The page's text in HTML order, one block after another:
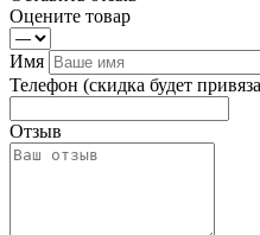
Оцените товар
Имя
Телефон (скидка будет
Отзыв